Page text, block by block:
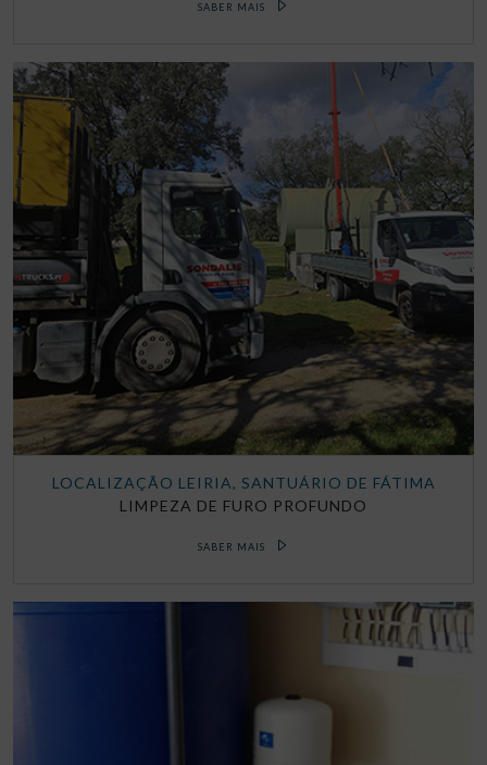
SABER MAIS
LOCALIZAÇÃO LEIRIA, SANTUÁRIO DE FÁTIMA
LIMPEZA DE FURO PROFUNDO
SABER MAIS